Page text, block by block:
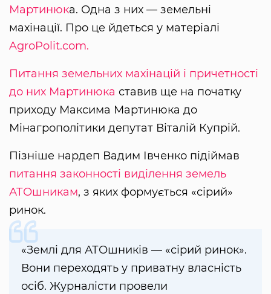
Мартинюка. Одна з них — земельні
махінації. Про це йдеться у матеріалі
AgroPolit.com.
Питання земельних махінацій і причетності
до них Мартинюка ставив ще на початку
приходу Максима Мартинюка до
Мінагрополітики депутат Віталій Купрій.
Пізніше нардеп Вадим Івченко підіймав
питання законності виділення земель
АТОшникам, з яких формується «сірий»
ринок.
«Землі для АТОшників — «сірий ринок».
Вони переходять у приватну власність
осіб. Журналісти провели